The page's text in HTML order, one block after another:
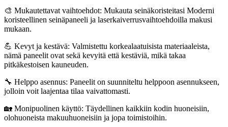
🎨 Mukautettavat vaihtoehdot: Mukauta seinäkoristeitasi Moderni
koristeellinen seinäpaneeli ja laserkaiverrusvaihtoehdoilla makusi
mukaan.
💪 Kevyt ja kestävä: Valmistettu korkealaatuisista materiaaleista,
nämä paneelit ovat sekä kevyitä että kestäviä, mikä takaa
pitkäkestoisen kauneuden.
🔧 Helppo asennus: Paneelit on suunniteltu helppoon asennukseen,
jolloin voit laajentaa tilaa vaivattomasti.
🏡 Monipuolinen käyttö: Täydellinen kaikkiin kodin huoneisiin,
olohuoneista makuuhuoneisiin ja jopa toimistoihin.